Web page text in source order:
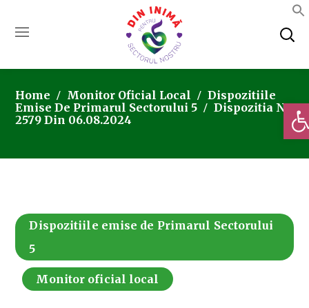
Home Monitor Oficial Local
Dispozitiile
Emise De Primarul Sectorului 5
Dispozitia Nr.
2579 Din 06.08.2024
Dispozitiile emise de Primarul Sectorului
5
Monitor oficial local